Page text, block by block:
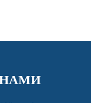
НАМИ